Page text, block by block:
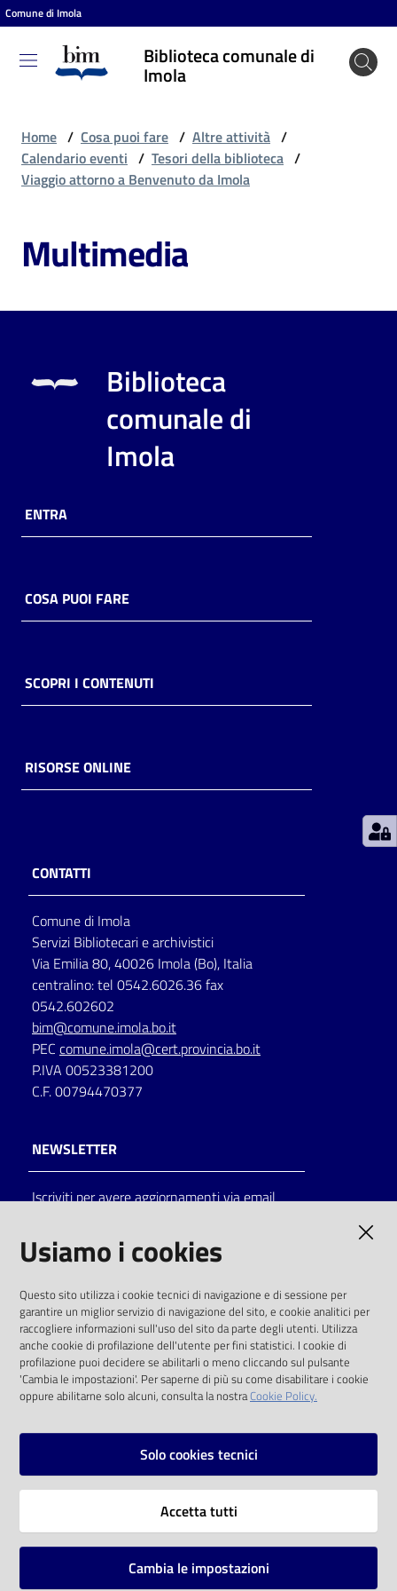
Vai al contenuto
Vai alla navigazione
Vai al footer
Comune di Imola
Biblioteca comunale di
Imola
Biblioteca
comunale
Cosa
fare
Scopri
online
Piani
Decentrate
Seguici
su
on line
Eventi
Chiedi al
bibliotecario
Avvisi
Home / Cosa puoi fare / Altre attività /
Calendario eventi / Tesori della biblioteca /
Viaggio attorno a Benvenuto da Imola
Multimedia
Biblioteca
comunale di
Imola
ENTRA
COSA PUOI FARE
SCOPRI I CONTENUTI
RISORSE ONLINE
CONTATTI
Comune di Imola
Servizi Bibliotecari e archivistici
Via Emilia 80, 40026 Imola (Bo), Italia
centralino: tel 0542.6026.36 fax
0542.602602
bim@comune.imola.bo.it
PEC comune.imola@cert.provincia.bo.it
P.IVA 00523381200
C.F. 00794470377
NEWSLETTER
Iscriviti per avere aggiornamenti via email
solo alle condizioni previste dalla direttiva
comunitaria 2003/98/CE e dal d.lgs. 36/2006
SOCIAL
Instagram
Vai alla pagina
Usiamo i cookies
Questo sito utilizza i cookie tecnici di navigazione e di sessione per
garantire un miglior servizio di navigazione del sito, e cookie analitici per
raccogliere informazioni sull'uso del sito da parte degli utenti. Utilizza
anche cookie di profilazione dell'utente per fini statistici. I cookie di
profilazione puoi decidere se abilitarli o meno cliccando sul pulsante
'Cambia le impostazioni'. Per saperne di più su come disabilitare i cookie
oppure abilitarne solo alcuni, consulta la nostraCookie Policy.
Solo cookies tecnici
Accetta tutti
Cambia le impostazioni